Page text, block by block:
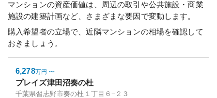
マンションの資産価値は、周辺の取引や公共施設・商業
施設の建築計画など、さまざまな要因で変動します。
購入希望者の立場で、近隣マンションの相場を確認して
おきましょう。
6,278万円 〜
プレイズ津田沼奏の杜
千葉県習志野市奏の杜１丁目６−２３